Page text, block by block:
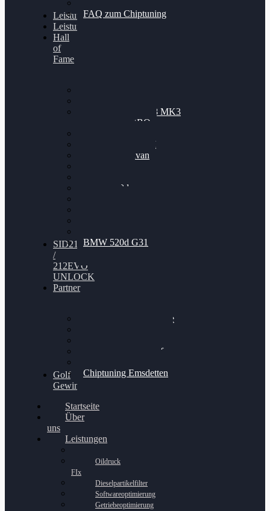
FAQ zum Chiptuning
Leistungsmessung
Leistungsprüfstand
Hall
of
Fame
Nissan GT-R35 3.8 MK3
V6 TWINTURBO
VW Passat 2.0TDI
VW T6 Multivan
BMW 120d
BMW 520d G31
SID212
/
212EVO
UNLOCK
Partner
Bilgenroth Performance
Chiptuning Schüttorf
Chiptuning Emsdetten
Golf
Gewinnspiel
Startseite
Über
uns
Leistungen
Oildruck
FIx
Dieselpartikelfilter
Softwareoptimierung
Getriebeoptimierung